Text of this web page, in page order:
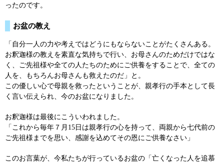
ったのです。
お盆の教え
「自分一人の力や考えではどうにもならないことがたくさんある。
お釈迦様の教えを素直な気持ちで行い、お母さんのためだけではな
く、ご先祖様や全ての人たちのためにご供養をすることで、全ての
人を、もちろんお母さんも救えたのだ」と。
この優しい心で母親を救ったということが、親孝行の手本として長
く言い伝えられ、今のお盆になりました。
お釈迦様は最後にこういわれました。
「これから毎年７月15日は親孝行の心を持って、両親から七代前の
ご先祖様までを思い、感謝を込めてその恩にご供養なさい」
このお言葉が、今私たちが行っているお盆の「亡くなった人を追慕